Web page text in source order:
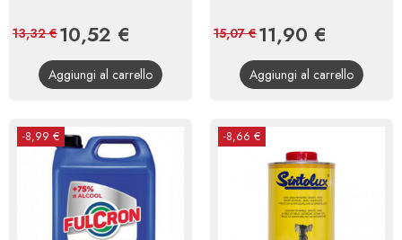
Prezzo
10,52 €
base
13,32 €
Aggiungi al carrello
Prezzo
11,90 €
base
15,07 €
Aggiungi al carrello
-8,99 € -8,66 €